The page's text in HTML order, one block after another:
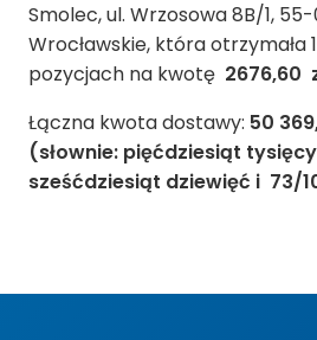
Smolec, ul. Wrzosowa 8B/1,
Wrocławskie, która otrzymała
pozycjach na kwotę 2676,60
Łączna kwota dostawy: 50
(słownie: pięćdziesiąt
sześćdziesiąt dziewięć i 73/